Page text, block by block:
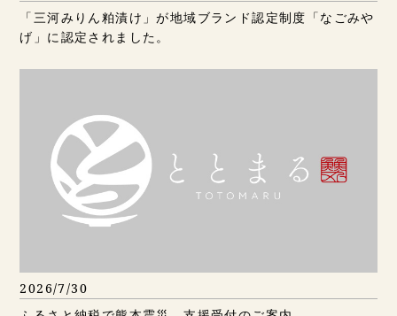
「三河みりん粕漬け」が地域ブランド認定制度「なごみや
げ」に認定されました。
2026/7/30